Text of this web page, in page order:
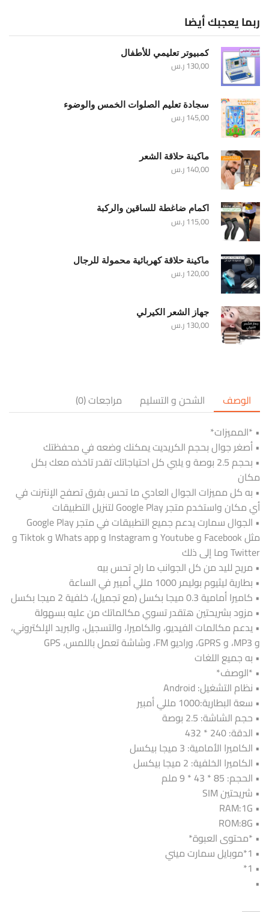
ربما يعجبك أيضا
كمبيوتر تعليمي للأطفال
130,00ر.س
سجادة تعليم الصلوات الخمس والوضوء
145,00ر.س
ماكينة حلاقة الشعر
140,00ر.س
اكمام ضاغطة للساقين والركبة
115,00ر.س
ماكينة حلاقة كهربائية محمولة للرجال
120,00ر.س
جهاز الشعر الكيرلي
130,00ر.س
الوصف الشحن و التسليم
مراجعات (0)
• *المميزات*
• أصغر جوال بحجم الكريديت يمكنك وضعه في محفظتك
• بحجم 2.5 بوصة و يلبي كل احتياجاتك تقدر تاخذه معك بكل
مكان
• به كل مميزات الجوال العادي ما تحس بفرق تصفح الإنترنت في
أي مكان واستخدم متجر Google Play لتنزيل التطبيقات
• الجوال سمارت يدعم جميع التطبيقات في متجر Google Play
مثل Facebook و Youtube و Instagram و Whats app و Tiktok و
Twitter وما إلى ذلك
• مريح لليد من كل الجوانب ما راح تحس بيه
• بطارية ليثيوم بوليمر 1000 مللي أمبير في الساعة
• كاميرا أمامية 0.3 ميجا بكسل (مع تجميل)، خلفية 2 ميجا بكسل
• مزود بشريحتين هتقدر تسوي مكالماتك من عليه بسهولة
• يدعم مكالمات الفيديو، والكاميرا، والتسجيل، والبريد الإلكتروني،
و MP3، و GPRS، وراديو FM، وشاشة تعمل باللمس، GPS
• به جميع اللغات
• *الوصف*
• نظام التشغيل: Android
• سعة البطارية:1000 مللي أمبير
• حجم الشاشة: 2.5 بوصة
• الدقة: 240 * 432
• الكاميرا الأمامية: 3 ميجا بيكسل
• الكاميرا الخلفية: 2 ميجا بيكسل
• الحجم: 85 * 43 * 9 ملم
• شريحتين SIM
• RAM:1G
• ROM:8G
• *محتوى العبوة*
• 1*موبايل سمارت ميني
• 1*
•